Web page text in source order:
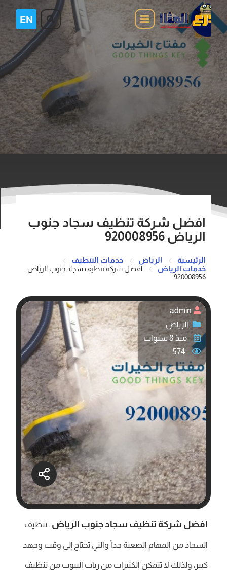
افضل شركة تنظيف سجاد جنوب
الرياض 920008956
الرئيسية الرياض
خدمات التنظيف
خدمات الرياض
افضل شركة تنظيف سجاد جنوب الرياض
920008956
admin
الرياض
منذ 8 سنوات
574
افضل شركة تنظيف سجاد جنوب الرياض ـ تنظيف
السجاد من المهام الصعبة جداً والتي تحتاج إلى وقت وجهد
كبير، ولذلك لا تتمكن الكثيرات من ربات البيوت من تنظيف